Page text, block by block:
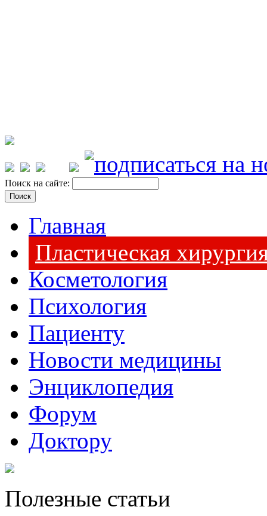
Поиск на сайте:
Главная
Пластическая
Косметология
Психология
Пациенту
Новости медицины
Энциклопедия
Форум
Доктору
Полезные статьи